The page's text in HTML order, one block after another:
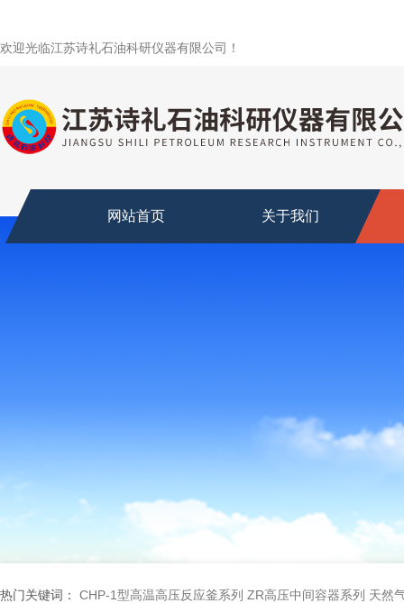
欢迎光临江苏诗礼石油科研仪器有限公司！
网站首页 关于我们
热门关键词： CHP-1型高温高压反应釜系列 ZR高压中间容器系列 天然